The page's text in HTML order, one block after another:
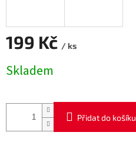
199 Kč / ks
cena:
Skladem
Přidat do košíku